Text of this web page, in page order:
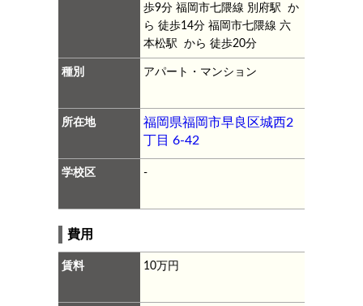
歩9分福岡市七隈線 別府駅 か
ら 徒歩14分福岡市七隈線 六
本松駅 から 徒歩20分
種別 アパート・マンション
所在地
福岡県福岡市早良区城西2
丁目 6-42
学校区 -
費用
賃料 10万円